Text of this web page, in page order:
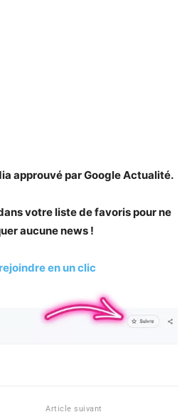
approuvé par Google Actualité.
votre liste de favoris pour ne
aucune news !
en un clic
Article suivant